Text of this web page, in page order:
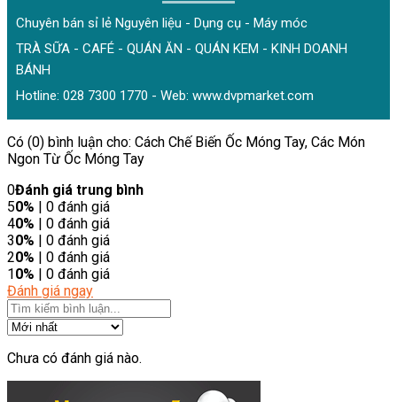
Chuyên bán sỉ lẻ Nguyên liệu - Dụng cụ - Máy móc
TRÀ SỮA - CAFÉ - QUÁN ĂN - QUÁN KEM - KINH DOANH
BÁNH
Hotline: 028 7300 1770 - Web: www.dvpmarket.com
Có (0) bình luận cho: Cách Chế Biến Ốc Móng Tay, Các Món
Ngon Từ Ốc Móng Tay
0Đánh giá trung bình
50% | 0 đánh giá
40% | 0 đánh giá
30% | 0 đánh giá
20% | 0 đánh giá
1 0% | 0 đánh giá
Đánh giá ngay
Chưa có đánh giá nào.